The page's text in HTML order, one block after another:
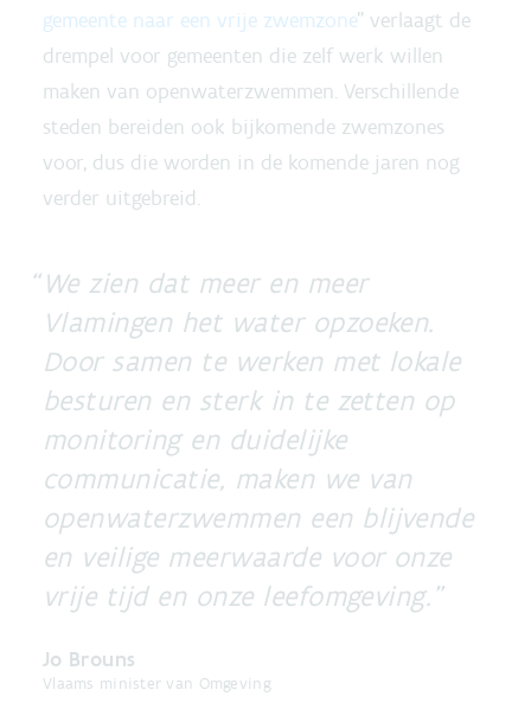
gemeente naar een vrije zwemzone” verlaagt de
drempel voor gemeenten die zelf werk willen
maken van openwaterzwemmen. Verschillende
steden bereiden ook bijkomende zwemzones
voor, dus die worden in de komende jaren nog
verder uitgebreid.
We zien dat meer en meer
Vlamingen het water opzoeken.
Door samen te werken met lokale
besturen en sterk in te zetten op
monitoring en duidelijke
communicatie, maken we van
openwaterzwemmen een blijvende
en veilige meerwaarde voor onze
vrije tijd en onze leefomgeving.
Jo Brouns
Vlaams minister van Omgeving